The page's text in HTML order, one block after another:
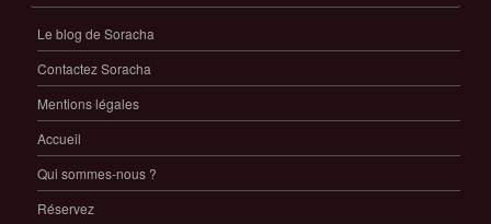
Le blog de Soracha
Contactez Soracha
Mentions légales
Accueil
Qui sommes-nous ?
Réservez